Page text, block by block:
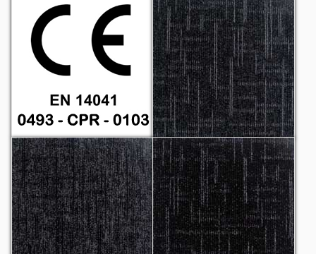
CE Discovery 1306
Discovery 1307 Discovery 1308